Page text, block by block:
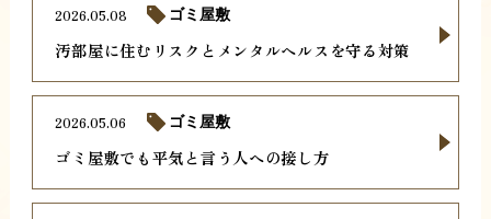
汚部屋に住むリスクとメンタルヘルスを守る対策
2026.05.08 ゴミ屋敷
ゴミ屋敷でも平気と言う人への接し方
2026.05.06 ゴミ屋敷